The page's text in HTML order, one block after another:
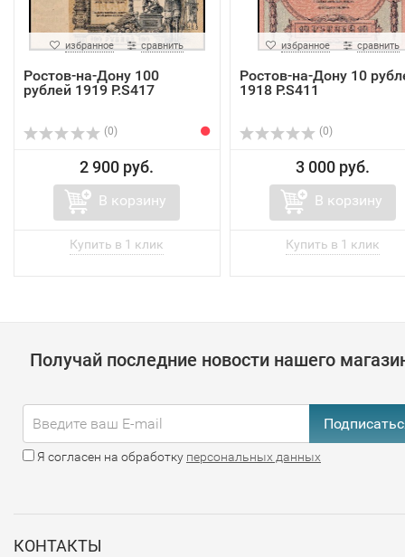
избранное сравнить
Ростов-на-Дону 100
рублей 1919 P.S417
(0)
2 900 руб.
В корзину
избранное сравнить
Ростов-на-Дону 10
1918 P.S411
(0)
3 000 руб.
В корзину
Получай последние новости нашего
Я согласен на обработку персональных данных
КОНТАКТЫ